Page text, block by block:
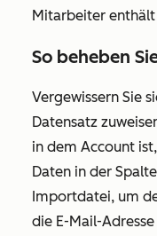
Mitarbeiter
So beheben
Vergewissern Sie
Datensatz
in dem Account
Daten in der
Importdatei, um
die E-Mail-